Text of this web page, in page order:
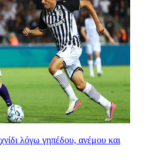
λόγω γηπέδου, ανέμου και